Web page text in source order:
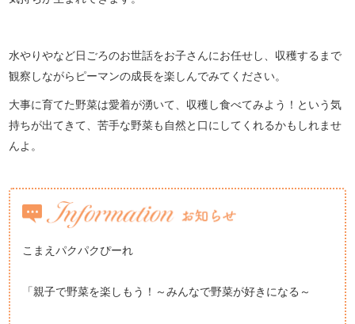
水やりやなど日ごろのお世話をお子さんにお任せし、収穫するまで
観察しながらピーマンの成長を楽しんでみてください。
大事に育てた野菜は愛着が湧いて、収穫し食べてみよう！という気
持ちが出てきて、苦手な野菜も自然と口にしてくれるかもしれませ
んよ。
こまえパクパクぴーれ
「親子で野菜を楽しもう！～みんなで野菜が好きになる～